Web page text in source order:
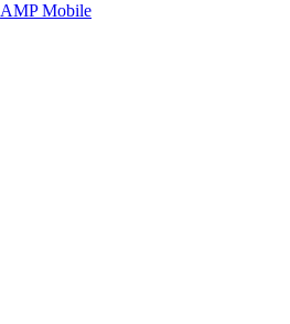
AMP Mobile